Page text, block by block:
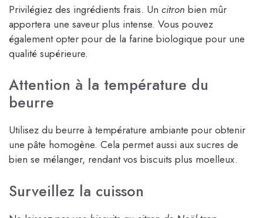
Privilégiez des ingrédients frais. Un citron bien mûr
apportera une saveur plus intense. Vous pouvez
également opter pour de la farine biologique pour une
qualité supérieure.
Attention à la température du
beurre
Utilisez du beurre à température ambiante pour obtenir
une pâte homogène. Cela permet aussi aux sucres de
bien se mélanger, rendant vos biscuits plus moelleux.
Surveillez la cuisson